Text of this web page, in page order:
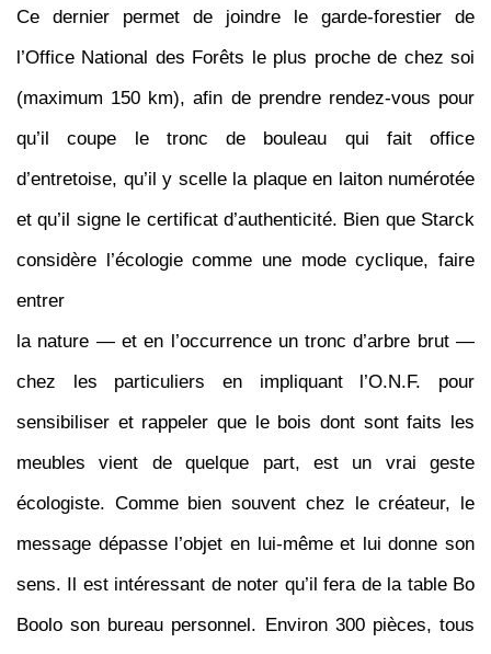
Ce dernier permet de joindre le garde-forestier de
l’Office National des Forêts le plus proche de chez soi
(maximum 150 km), afin de prendre rendez-vous pour
qu’il coupe le tronc de bouleau qui fait office
d’entretoise, qu’il y scelle la plaque en laiton numérotée
et qu’il signe le certificat d’authenticité. Bien que Starck
considère l’écologie comme une mode cyclique, faire
entrer
la nature — et en l’occurrence un tronc d’arbre brut —
chez les particuliers en impliquant l’O.N.F. pour
sensibiliser et rappeler que le bois dont sont faits les
meubles vient de quelque part, est un vrai geste
écologiste. Comme bien souvent chez le créateur, le
message dépasse l’objet en lui-même et lui donne son
sens. Il est intéressant de noter qu’il fera de la table Bo
Boolo son bureau personnel. Environ 300 pièces, tous